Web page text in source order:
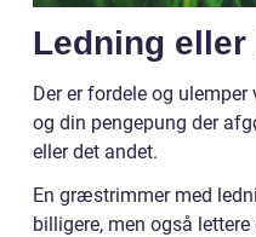
Ledning eller
Der er fordele og
og din pengepung der
eller det andet.
En græstrimmer med
billigere, men også